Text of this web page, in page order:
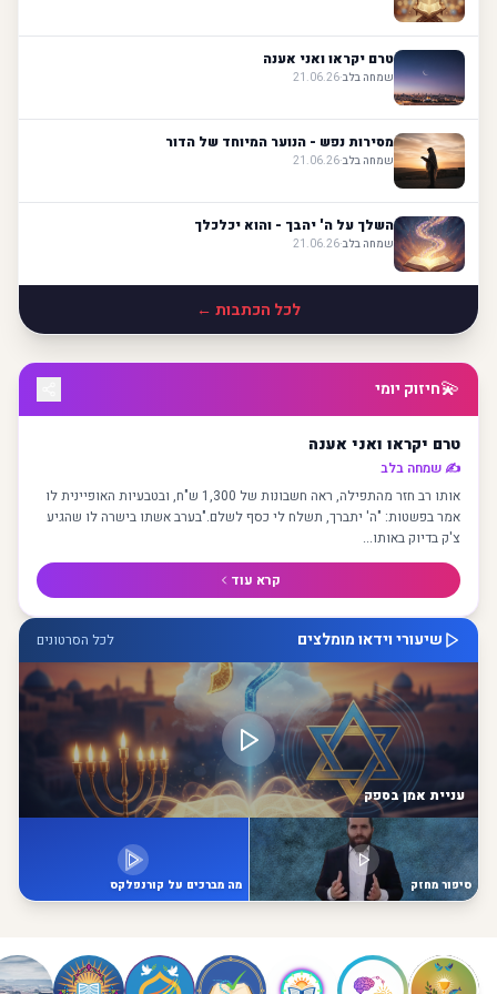
טרם יקראו ואני אענה
שמחה בלב·
21.06.26
מסירות נפש - הנוער המיוחד של הדור
שמחה בלב·
21.06.26
השלך על ה' יהבך - והוא יכלכלך
שמחה בלב·
21.06.26
לכל הכתבות ←
💫חיזוק יומי
טרם יקראו ואני אענה
✍️שמחה בלב
אותו רב חזר מהתפילה, ראה חשבונות של 1,300 ש"ח, ובטבעיות האופיינית לו
אמר בפשטות: "ה' יתברך, תשלח לי כסף לשלם."בערב אשתו בישרה לו שהגיע
צ'ק בדיוק באותו...
קרא עוד
שיעורי וידאו מומלצים לכל הסרטונים
עניית אמן בספק
סיפור מחזק מה מברכים על קורנפלקס